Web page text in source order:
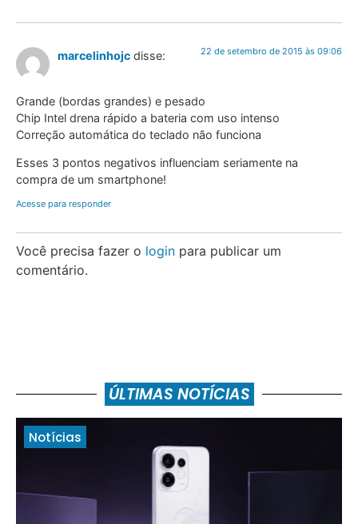
marcelinhojc disse: 22 de setembro de 2015 às 09:06
Grande (bordas grandes) e pesado
Chip Intel drena rápido a bateria com uso intenso
Correção automática do teclado não funciona
Esses 3 pontos negativos influenciam seriamente na
compra de um smartphone!
Acesse para responder
Você precisa fazer o login para publicar um
comentário.
ÚLTIMAS NOTÍCIAS
Notícias